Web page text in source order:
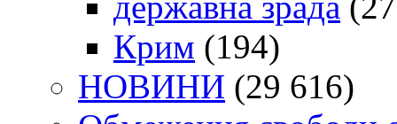
Крим (194)
НОВИНИ (29 616)